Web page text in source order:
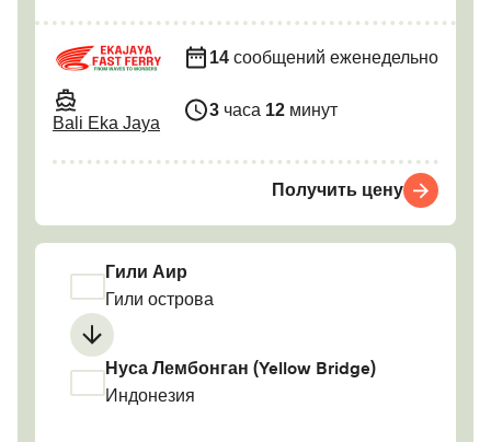
Bali Eka Jaya
14 сообщений еженедельно
3 часа 12 минут
Получить цену
Гили Аир
Гили острова
Нуса Лембонган (Yellow Bridge)
Индонезия